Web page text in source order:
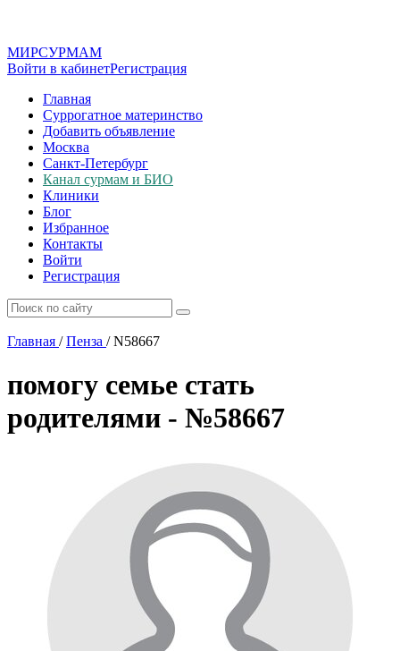
МИРСУРМАМ
Войти в кабинетРегистрация
Главная
Суррогатное материнство
Добавить объявление
Москва
Санкт-Петербург
Канал сурмам и БИО
Клиники
Блог
Избранное
Контакты
Войти
Регистрация
Главная / Пенза /N58667
помогу семье стать
родителями - №58667